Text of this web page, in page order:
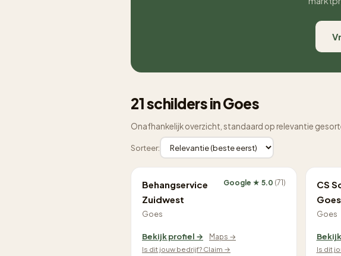
21 schilders in Goes
Onafhankelijk overzicht, standaard op relevantie
Sorteer:
Behangservice
Zuidwest
Goes
Google ★ 5.0 (71)
Bekijk profiel →
Maps →
Is dit jouw bedrijf? Claim →
CS
Goes
Goes
Is dit